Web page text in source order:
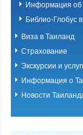
Информация об
Библио-Глобус
Виза в Таиланд
Страхование
Экскурсии и
Информация о
Новости